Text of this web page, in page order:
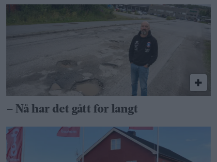
– Nå har det gått for langt